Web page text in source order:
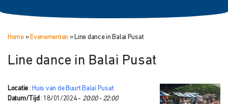
Home» Evenementen » Line dance in Balai Pusat
Line dance in Balai Pusat
Locatie : Huis van de Buurt Balai Pusat
Datum/Tijd : 18/01/2024 - 20:00 - 22:00